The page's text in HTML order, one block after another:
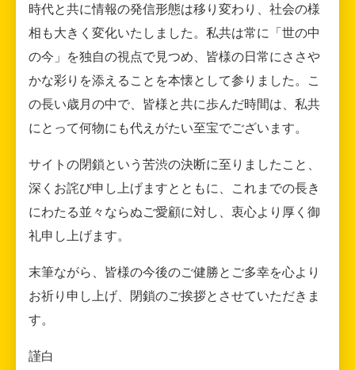
時代と共に情報の発信形態は移り変わり、社会の様
相も大きく変化いたしました。私共は常に「世の中
の今」を独自の視点で見つめ、皆様の日常にささや
かな彩りを添えることを本懐として参りました。こ
の長い歳月の中で、皆様と共に歩んだ時間は、私共
にとって何物にも代えがたい至宝でございます。
サイトの閉鎖という苦渋の決断に至りましたこと、
深くお詫び申し上げますとともに、これまでの長き
にわたる並々ならぬご愛顧に対し、衷心より厚く御
礼申し上げます。
末筆ながら、皆様の今後のご健勝とご多幸を心より
お祈り申し上げ、閉鎖のご挨拶とさせていただきま
す。
謹白